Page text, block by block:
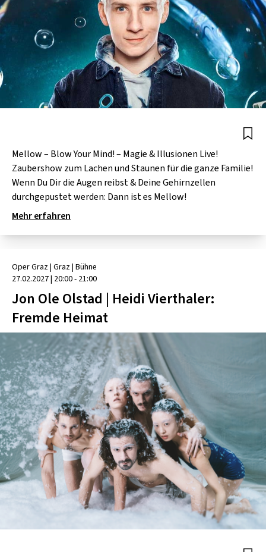
Mellow – Blow Your Mind! – Magie & Illusionen Live!
Zaubershow zum Lachen und Staunen für die ganze Familie!
Wenn Du Dir die Augen reibst & Deine Gehirnzellen
durchgepustet werden: Dann ist es Mellow!
Mehr erfahren
Oper Graz| Graz| Bühne
27.02.2027| 20:00 - 21:00
Jon Ole Olstad | Heidi Vierthaler:
Fremde Heimat